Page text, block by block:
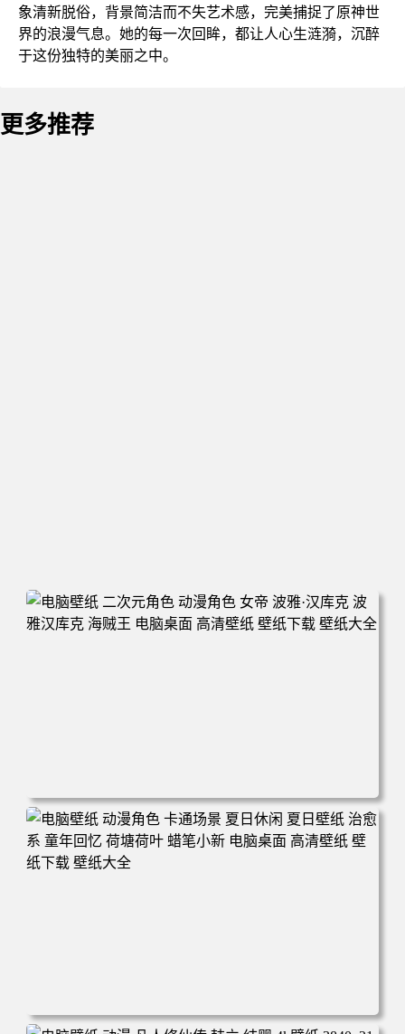
象清新脱俗，背景简洁而不失艺术感，完美捕捉了原神世
界的浪漫气息。她的每一次回眸，都让人心生涟漪，沉醉
于这份独特的美丽之中。
更多推荐
电脑壁纸 二次元角色 动漫角色 女帝 波雅·汉库克 波雅汉库
克 海贼王 电脑桌面 高清壁纸 壁纸下载 壁纸大全
电脑壁纸 动漫角色 卡通场景 夏日休闲 夏日壁纸 治愈系 童